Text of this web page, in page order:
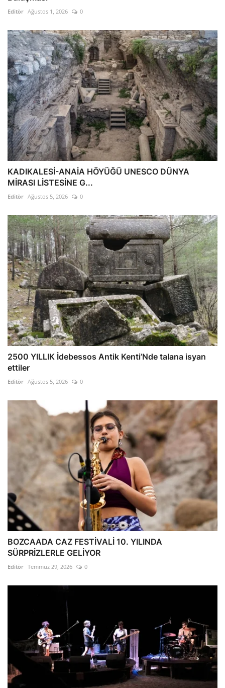
Editör Ağustos 1, 2026 0
KADIKALESİ-ANAİA HÖYÜĞÜ UNESCO DÜNYA
MİRASI LİSTESİNE G...
Editör Ağustos 5, 2026 0
2500 YILLIK İdebessos Antik Kenti’Nde talana isyan
ettiler
Editör Ağustos 5, 2026 0
BOZCAADA CAZ FESTİVALİ 10. YILINDA
SÜRPRİZLERLE GELİYOR
Editör Temmuz 29, 2026 0